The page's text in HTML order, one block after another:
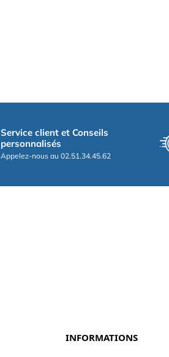
Service client et Conseils
personnalisés
Appelez-nous au 02.51.34.45.62
INFORMATIONS